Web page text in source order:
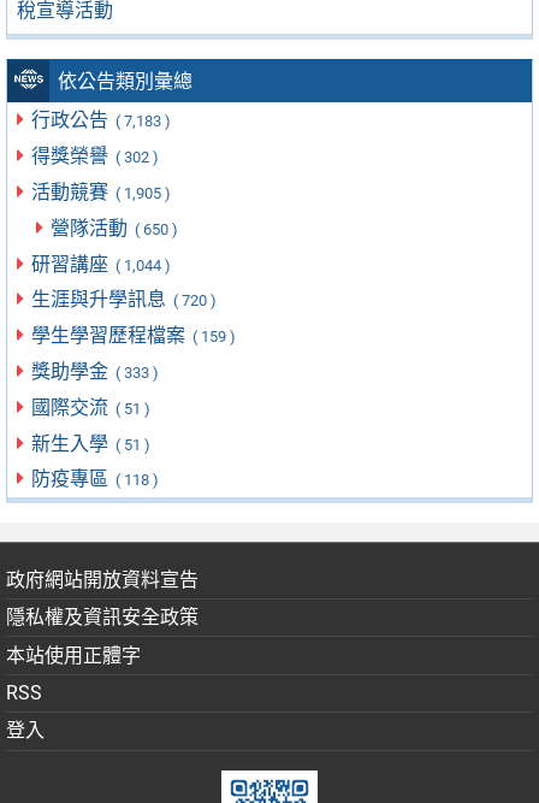
稅宣導活動
依公告類別彙總
行政公告 ( 7,183 )
得獎榮譽 ( 302 )
活動競賽 ( 1,905 )
營隊活動 ( 650 )
研習講座 ( 1,044 )
生涯與升學訊息 ( 720 )
學生學習歷程檔案 ( 159 )
獎助學金 ( 333 )
國際交流 ( 51 )
新生入學 ( 51 )
防疫專區 ( 118 )
政府網站開放資料宣告
隱私權及資訊安全政策
本站使用正體字
RSS
登入